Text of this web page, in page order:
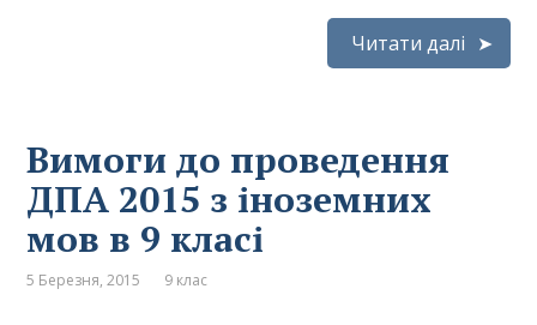
Читати далі
Вимоги до проведення
ДПА 2015 з іноземних
мов в 9 класі
5 Березня, 2015 9 клас